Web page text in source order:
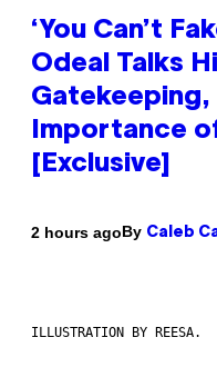
‘You Can’t
Odeal Talks
Gatekeeping,
Importance
[Exclusive]
2 hours agoBy Caleb
ILLUSTRATION BY REESA.